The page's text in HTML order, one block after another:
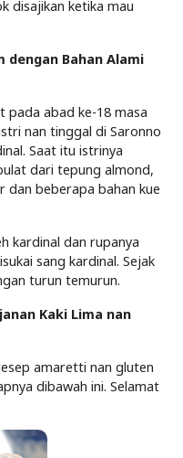
disajikan ketika mau
dengan Bahan Alami
pada abad ke-18 masa
nan tinggal di Saronno
Saat itu istrinya
dari tepung almond,
dan beberapa bahan kue
kardinal dan rupanya
sang kardinal. Sejak
turun temurun.
Kaki Lima nan
amaretti nan gluten
dibawah ini. Selamat